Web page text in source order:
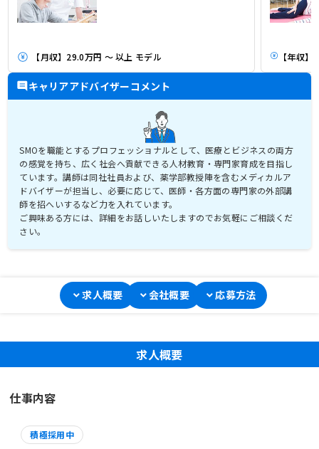
【月収】29.0万円 ～ 以上 モデル
キャリアアドバイザーコメント
SMOを職能とするプロフェッショナルとして、医療とビジネスの両方
の感覚を持ち、広く社会へ貢献できる人材教育・専門家育成を目指し
ています。講師は同社社員および、薬学部教授陣を含むメディカルア
ドバイザーが担当し、必要に応じて、医師・各方面の専門家の外部講
師を招へいするなど力を入れています。
ご興味ある方には、詳細をお話しいたしますのでお気軽にご相談くだ
さい。
求人概要 会社概要 応募方法
求人概要
仕事内容
積極採用中